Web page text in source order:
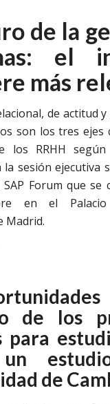
de la
el
más
de actitud
son los tres ejes
los RRHH
la sesión ejecutiva
Forum que se
en el
Madrid.
de los
para
un
de